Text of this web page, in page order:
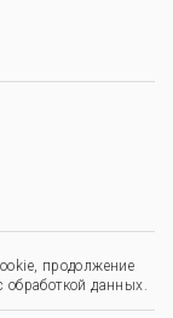
продолжение
обработкой данных.